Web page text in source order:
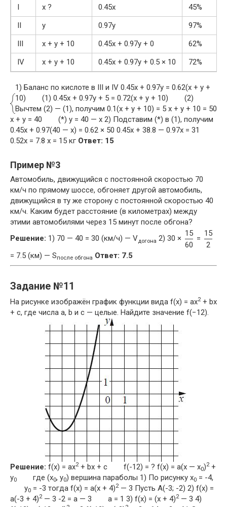
x ? 0.45x
45%
y 0.97y
97%
x + y + 10 0.45x + 0.97y + 0
62%
IV
x + y + 10 0.45x + 0.97y + 0.5 × 10 72%
1) Баланс по кислоте в III и IV 0.45x + 0.97y = 0.62(x + y +
10) (1) 0.45x + 0.97y + 5 = 0.72(x + y + 10) (2)
Вычтем (2) — (1), получим 0.1(x + y + 10) = 5 x + y + 10 = 50
x + y = 40 (*) y = 40 — x 2) Подставим (*) в (1), получим
0.45x + 0.97(40 — x) = 0.62 × 50 0.45x + 38.8 — 0.97x = 31
0.52x = 7.8 x = 15 кг Ответ: 15
Пример №3
Автомобиль, движущийся с постоянной скоростью 70
км/ч по прямому шоссе, обгоняет другой автомобиль,
движущийся в ту же сторону с постоянной скоростью 40
км/ч. Каким будет расстояние (в километрах) между
этими автомобилями через 15 минут после обгона?
Решение: 1) 70 — 40 = 30 (км/ч) — Vдогона 2) 30 ×
15
60
=
15
2
= 7.5 (км) — Sпосле обгона Ответ: 7.5
Задание №11
На рисунке изображён график функции вида f(x) = ax2+ bx
+ c, где числа a, b и c — целые. Найдите значение f(−12).
Решение: f(x) = ax2+ bx + c f(-12) = ? f(x) = a(x — x0)2+
y0 где (x0, y0) вершина параболы 1) По рисунку x0 = -4,
y0 = -3 тогда f(x) = a(x + 4)2— 3 Пусть A(-3; -2) 2) f(x) =
a(-3 + 4)2— 3 -2 = a — 3 a = 1 3) f(x) = (x + 4)2— 3 4)